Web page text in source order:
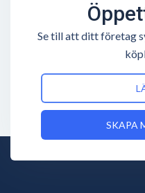
Se till att ditt företag
SKAPA